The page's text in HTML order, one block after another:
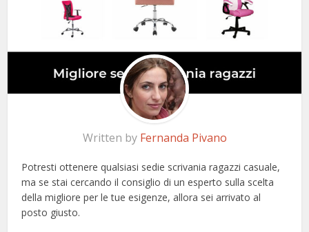
Written by Fernanda Pivano
Potresti ottenere qualsiasi sedie scrivania ragazzi casuale,
ma se stai cercando il consiglio di un esperto sulla scelta
della migliore per le tue esigenze, allora sei arrivato al
posto giusto.